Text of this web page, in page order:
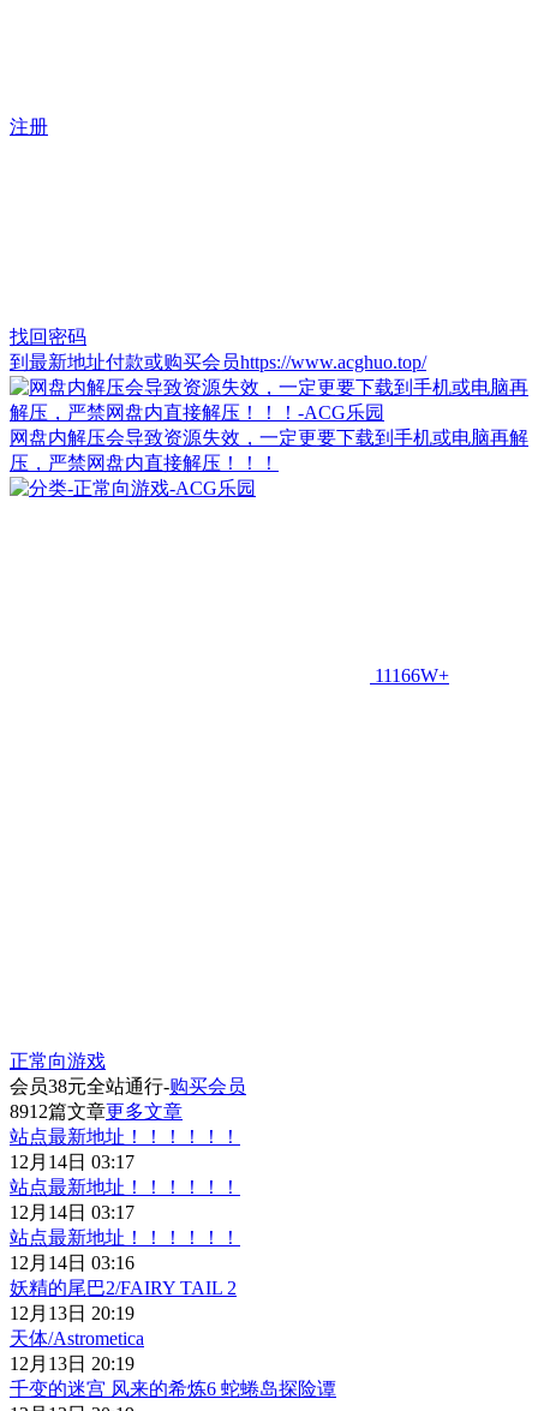
注册
找回密码
到最新地址付款或购买会员https://www.acghuo.top/
网盘内解压会导致资源失效，一定更要下载到手机或电脑再解
压，严禁网盘内直接解压！！！
11166W+
正常向游戏
会员38元全站通行-购买会员
8912篇文章更多文章
站点最新地址！！！！！！
12月14日 03:17
站点最新地址！！！！！！
12月14日 03:17
站点最新地址！！！！！！
12月14日 03:16
妖精的尾巴2/FAIRY TAIL 2
12月13日 20:19
天体/Astrometica
12月13日 20:19
千变的迷宫 风来的希炼6 蛇蜷岛探险谭